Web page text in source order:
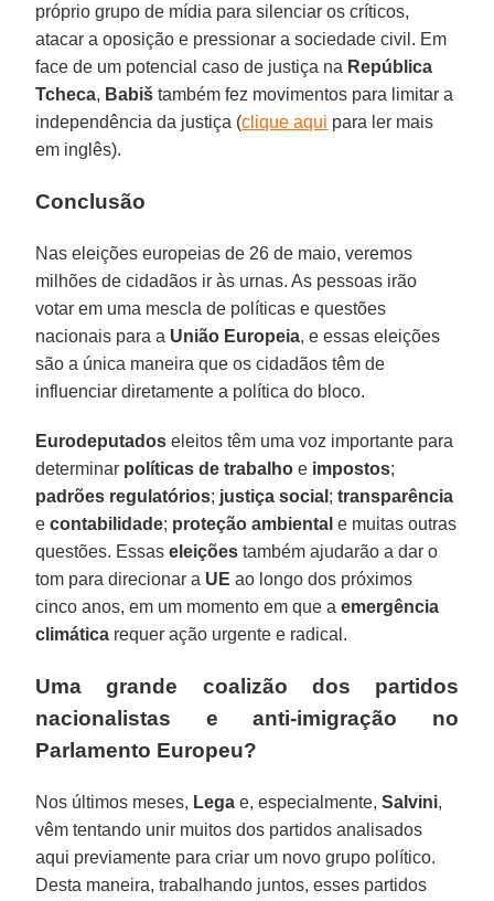
próprio grupo de mídia para silenciar os críticos,
atacar a oposição e pressionar a sociedade civil. Em
face de um potencial caso de justiça na República
Tcheca, Babiš também fez movimentos para limitar a
independência da justiça (clique aqui para ler mais
em inglês).
Conclusão
Nas eleições europeias de 26 de maio, veremos
milhões de cidadãos ir às urnas. As pessoas irão
votar em uma mescla de políticas e questões
nacionais para a União Europeia, e essas eleições
são a única maneira que os cidadãos têm de
influenciar diretamente a política do bloco.
Eurodeputados eleitos têm uma voz importante para
determinar políticas de trabalho e impostos;
padrões regulatórios; justiça social ;transparência
econtabilidade; proteção ambiental e muitas outras
questões. Essaseleições também ajudarão a dar o
tom para direcionar a UE ao longo dos próximos
cinco anos, em um momento em que aemergência
climática requer ação urgente e radical.
Uma grande coalizão dos partidos
nacionalistas e anti-imigração no
Parlamento Europeu?
Nos últimos meses, Lega e, especialmente,Salvini,
vêm tentando unir muitos dos partidos analisados
aqui previamente para criar um novo grupo político.
Desta maneira, trabalhando juntos, esses partidos